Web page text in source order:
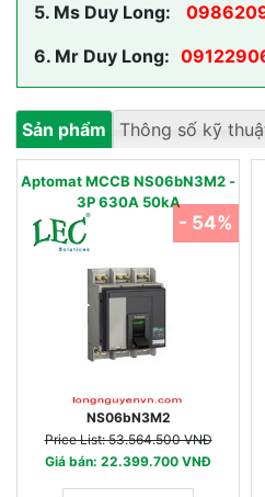
5. Ms Duy Long:
6. Mr Duy Long:
Sản phẩm Thông số kỹ
Aptomat MCCB NS06bN3M2 -
3P 630A 50kA
NS06bN3M2
Price List: 53.564.500 VNĐ
Giá bán: 22.399.700 VNĐ
- 54%